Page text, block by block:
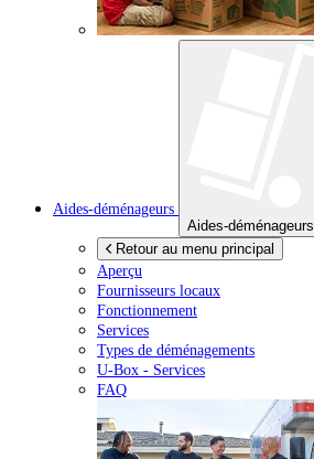
Aides-déménageurs
Aides-déménageurs
Retour au menu principal
Aperçu
Fournisseurs locaux
Fonctionnement
Services
Types de déménagements
U-Box - Services
FAQ